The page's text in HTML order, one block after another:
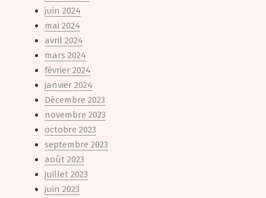
juin 2024
mai 2024
avril 2024
mars 2024
février 2024
janvier 2024
Décembre 2023
novembre 2023
octobre 2023
septembre 2023
août 2023
juillet 2023
juin 2023